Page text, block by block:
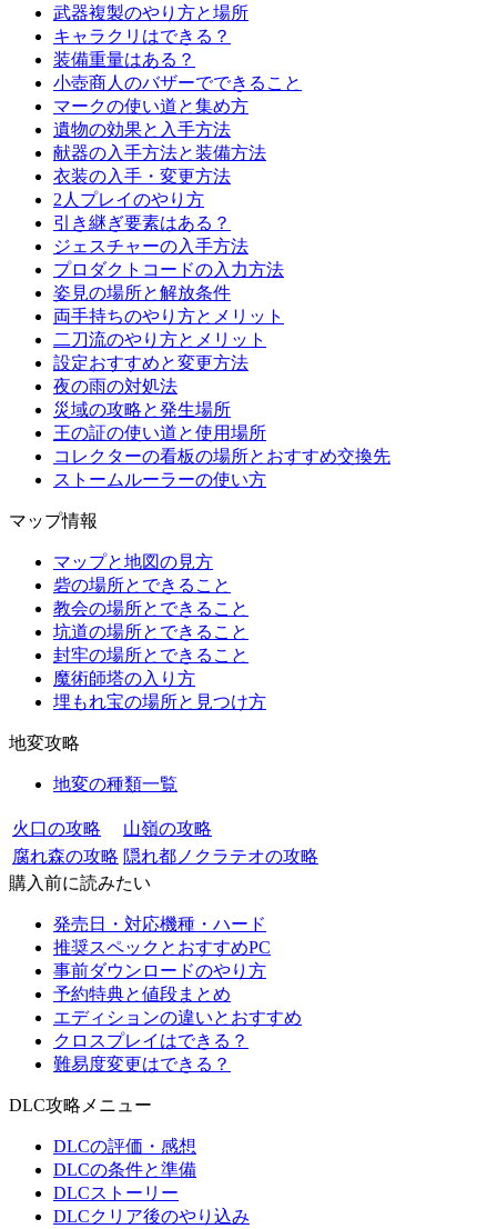
武器複製のやり方と場所
キャラクリはできる？
装備重量はある？
小壺商人のバザーでできること
マークの使い道と集め方
遺物の効果と入手方法
献器の入手方法と装備方法
衣装の入手・変更方法
2人プレイのやり方
引き継ぎ要素はある？
ジェスチャーの入手方法
プロダクトコードの入力方法
姿見の場所と解放条件
両手持ちのやり方とメリット
二刀流のやり方とメリット
設定おすすめと変更方法
夜の雨の対処法
災域の攻略と発生場所
王の証の使い道と使用場所
コレクターの看板の場所とおすすめ交換先
ストームルーラーの使い方
マップ情報
マップと地図の見方
砦の場所とできること
教会の場所とできること
坑道の場所とできること
封牢の場所とできること
魔術師塔の入り方
埋もれ宝の場所と見つけ方
地変攻略
地変の種類一覧
火口の攻略
山嶺の攻略
腐れ森の攻略 隠れ都ノクラテオの攻略
購入前に読みたい
発売日・対応機種・ハード
推奨スペックとおすすめPC
事前ダウンロードのやり方
予約特典と値段まとめ
エディションの違いとおすすめ
クロスプレイはできる？
難易度変更はできる？
DLC攻略メニュー
DLCの評価・感想
DLCの条件と準備
DLCストーリー
DLCクリア後のやり込み